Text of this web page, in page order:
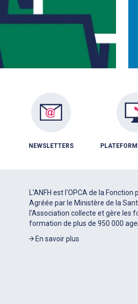
NEWSLETTERS
L'ANFH est l'OPCA de la
Agréée par le Ministère de la
l'Association collecte et gère les
formation de plus de 950 000
En savoir plus